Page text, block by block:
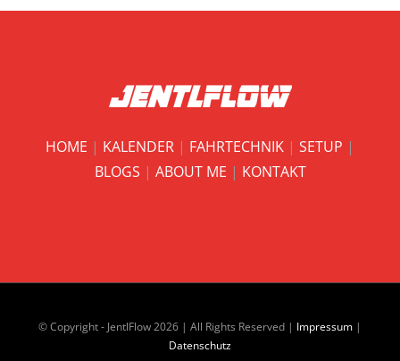
HOME | KALENDER | FAHRTECHNIK | SETUP |
BLOGS | ABOUT ME | KONTAKT
© Copyright - JentlFlow2026 | All Rights Reserved | Impressum |
Datenschutz